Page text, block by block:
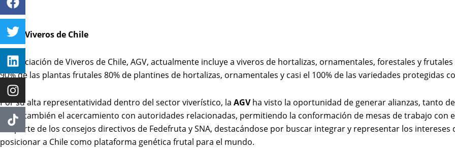
Sobre Viveros de Chile
La Asociación de Viveros de Chile, AGV, actualmente incluye a viveros de hortalizas, ornamentales, forestales y
90% de las plantas frutales 80% de plantines de hortalizas, ornamentales y casi el 100% de las variedades protegidas
Por su alta representatividad dentro del sector viverístico, la AGVha visto la oportunidad de generar alianzas, tanto
como también el acercamiento con autoridades relacionadas, permitiendo la conformación de mesas de trabajo
ser parte de los consejos directivos de Fedefruta y SNA, destacándose por buscar integrar y representar los
posicionar a Chile como plataforma genética frutal para el mundo.